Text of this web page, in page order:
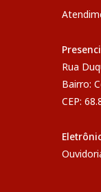
Rua
Bairro:
CEP: